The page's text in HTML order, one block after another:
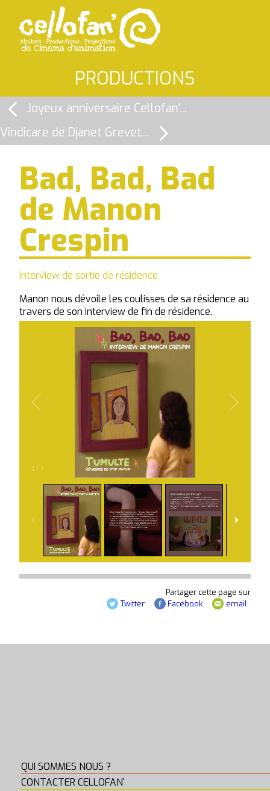
PRODUCTIONS
Joyeux anniversaire Cellofan'...
Vindicare de Djanet Grevet...
Bad, Bad, Bad
de Manon
Crespin
Interview de sortie de résidence
Manon nous dévoile les coulisses de sa résidence au
travers de son interview de fin de résidence.
1 / 7
Partager cette page sur
Twitter
Facebook email
QUI SOMMES NOUS ?
CONTACTER CELLOFAN'